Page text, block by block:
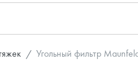
Угольный фильтр